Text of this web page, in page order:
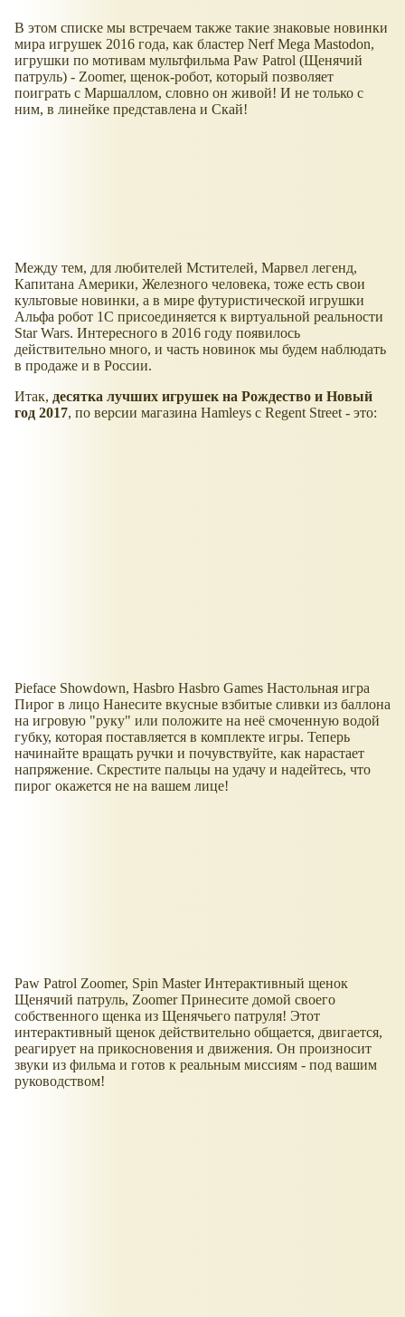
В этом списке мы встречаем также такие знаковые новинки
мира игрушек 2016 года, как бластер Nerf Mega Mastodon,
игрушки по мотивам мультфильма Paw Patrol (Щенячий
патруль) - Zoomer, щенок-робот, который позволяет
поиграть с Маршаллом, словно он живой! И не только с
ним, в линейке представлена и Скай!
Между тем, для любителей Мстителей, Марвел легенд,
Капитана Америки, Железного человека, тоже есть свои
культовые новинки, а в мире футуристической игрушки
Альфа робот 1С присоединяется к виртуальной реальности
Star Wars. Интересного в 2016 году появилось
действительно много, и часть новинок мы будем наблюдать
в продаже и в России.
Итак, десятка лучших игрушек на Рождество и Новый
год 2017, по версии магазина Hamleys с Regent Street - это:
Pieface Showdown, Hasbro Hasbro Games Настольная игра
Пирог в лицо Нанесите вкусные взбитые сливки из баллона
на игровую "руку" или положите на неё смоченную водой
губку, которая поставляется в комплекте игры. Теперь
начинайте вращать ручки и почувствуйте, как нарастает
напряжение. Скрестите пальцы на удачу и надейтесь, что
пирог окажется не на вашем лице!
Paw Patrol Zoomer, Spin Master Интерактивный щенок
Щенячий патруль, Zoomer Принесите домой своего
собственного щенка из Щенячьего патруля! Этот
интерактивный щенок действительно общается, двигается,
реагирует на прикосновения и движения. Он произносит
звуки из фильма и готов к реальным миссиям - под вашим
руководством!